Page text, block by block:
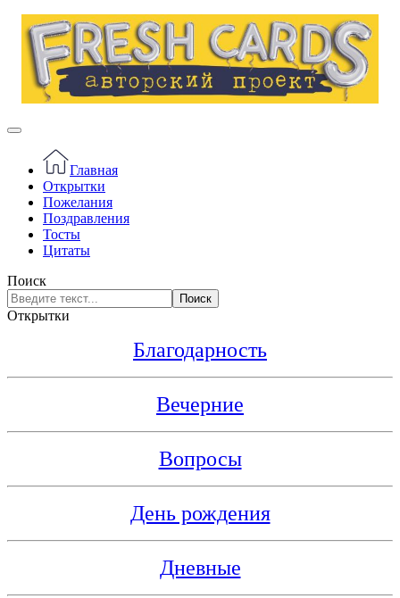
Главная
Открытки
Пожелания
Поздравления
Тосты
Цитаты
Поиск
Поиск
Открытки
Благодарность
Вечерние
Вопросы
День рождения
Дневные